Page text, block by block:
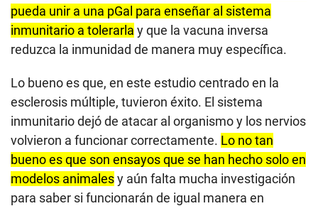
pueda unir a una pGal para enseñar al sistema
inmunitario a tolerarla y que la vacuna inversa
reduzca la inmunidad de manera muy específica.
Lo bueno es que, en este estudio centrado en la
esclerosis múltiple, tuvieron éxito. El sistema
inmunitario dejó de atacar al organismo y los nervios
volvieron a funcionar correctamente. Lo no tan
bueno es que son ensayos que se han hecho solo en
modelos animalesy aún falta mucha investigación
para saber si funcionarán de igual manera en